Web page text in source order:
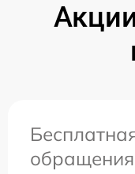
обращения